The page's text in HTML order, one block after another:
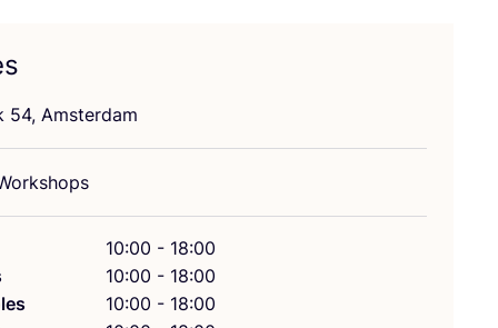
54, Amsterdam
10:00 - 18:00
10:00 - 18:00
10:00 - 18:00